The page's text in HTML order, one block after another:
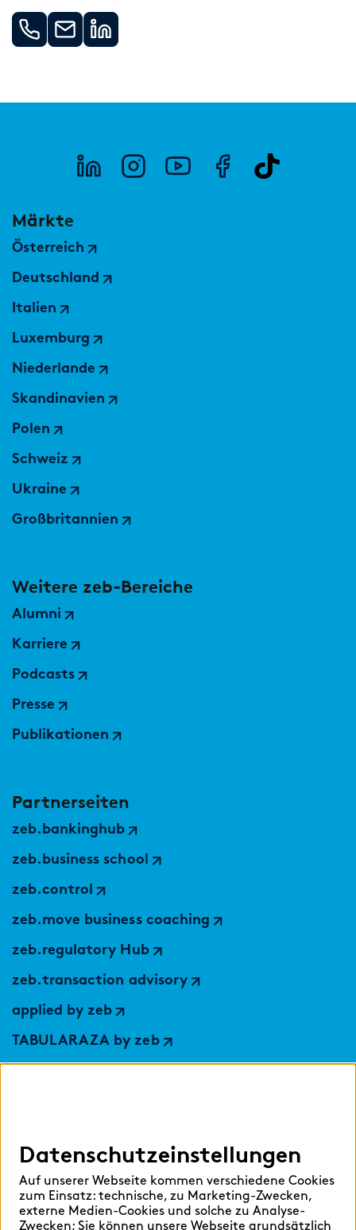
Märkte
Österreich
Deutschland
Italien
Luxemburg
Niederlande
Skandinavien
Polen
Schweiz
Ukraine
Großbritannien
Weitere zeb-Bereiche
Alumni
Karriere
Podcasts
Presse
Publikationen
Partnerseiten
zeb.bankinghub
zeb.business school
zeb.control
zeb.move business coaching
zeb.regulatory Hub
zeb.transaction advisory
applied by zeb
TABULARAZA by zeb
Hilfen
Sprache auswählen:
Datenschutzeinstellungen
Auf unserer Webseite kommen verschiedene Cookies
zum Einsatz: technische, zu Marketing-Zwecken,
externe Medien-Cookies und solche zu Analyse-
Zwecken; Sie können unsere Webseite grundsätzlich